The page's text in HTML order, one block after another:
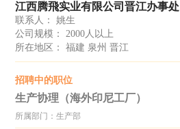
江西腾飛实业有限公司晋江办事处
联系人： 姚生
公司规模： 2000人以上
所在地区： 福建 泉州 晋江
招聘中的职位
生产协理（海外印尼工厂）
所属部门：生产部